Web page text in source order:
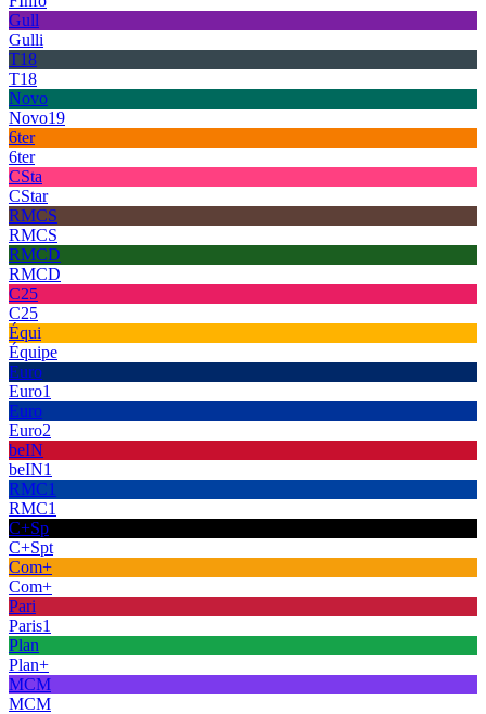
Gull
Gulli
T18
T18
Novo
Novo19
6ter
6ter
CSta
CStar
RMCS
RMCS
RMCD
RMCD
C25
C25
Équi
Équipe
Euro
Euro1
Euro
Euro2
beIN
beIN1
RMC1
RMC1
C+Sp
C+Spt
Com+
Com+
Pari
Paris1
Plan
Plan+
MCM
MCM